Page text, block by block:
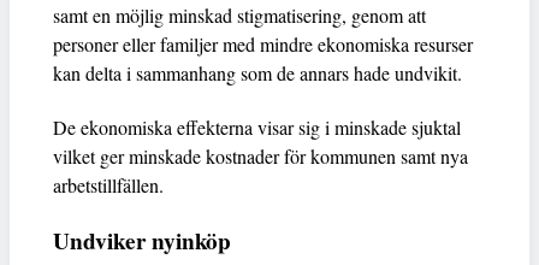
samt en möjlig minskad stigmatisering, genom att
personer eller familjer med mindre ekonomiska resurser
kan delta i sammanhang som de annars hade undvikit.
De ekonomiska effekterna visar sig i minskade sjuktal
vilket ger minskade kostnader för kommunen samt nya
arbetstillfällen.
Undviker nyinköp